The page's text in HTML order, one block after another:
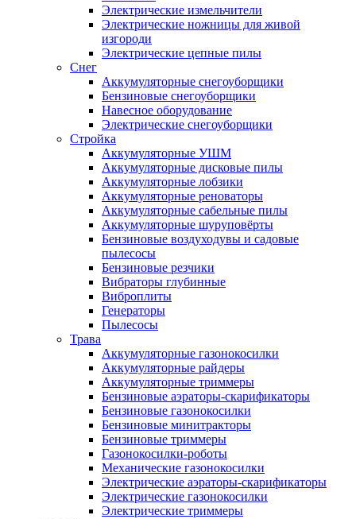
Электрические измельчители
Электрические ножницы для живой
изгороди
Электрические цепные пилы
Снег
Аккумуляторные снегоуборщики
Бензиновые снегоуборщики
Навесное оборудование
Электрические снегоуборщики
Стройка
Аккумуляторные УШМ
Аккумуляторные дисковые пилы
Аккумуляторные лобзики
Аккумуляторные реноваторы
Аккумуляторные сабельные пилы
Аккумуляторные шуруповёрты
Бензиновые воздуходувы и садовые
пылесосы
Бензиновые резчики
Вибраторы глубинные
Виброплиты
Генераторы
Пылесосы
Трава
Аккумуляторные газонокосилки
Аккумуляторные райдеры
Аккумуляторные триммеры
Бензиновые аэраторы-скарификаторы
Бензиновые газонокосилки
Бензиновые минитракторы
Бензиновые триммеры
Газонокосилки-роботы
Механические газонокосилки
Электрические аэраторы-скарификаторы
Электрические газонокосилки
Электрические триммеры